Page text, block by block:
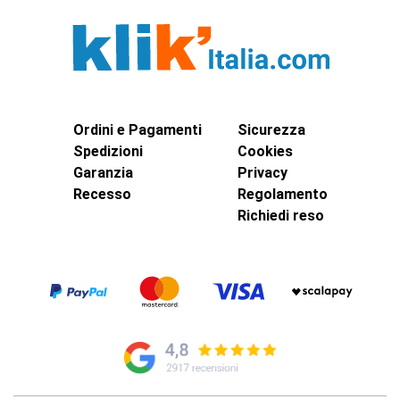
Ordini e Pagamenti
Spedizioni
Garanzia
Recesso
Sicurezza
Cookies
Privacy
Regolamento
Richiedi reso